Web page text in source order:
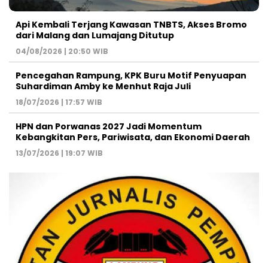
Api Kembali Terjang Kawasan TNBTS, Akses Bromo
dari Malang dan Lumajang Ditutup
04/08/2026 | 20:50 WIB
Pencegahan Rampung, KPK Buru Motif Penyuapan
Suhardiman Amby ke Menhut Raja Juli
18/07/2026 | 17:57 WIB
HPN dan Porwanas 2027 Jadi Momentum
Kebangkitan Pers, Pariwisata, dan Ekonomi Daerah
13/07/2026 | 19:07 WIB